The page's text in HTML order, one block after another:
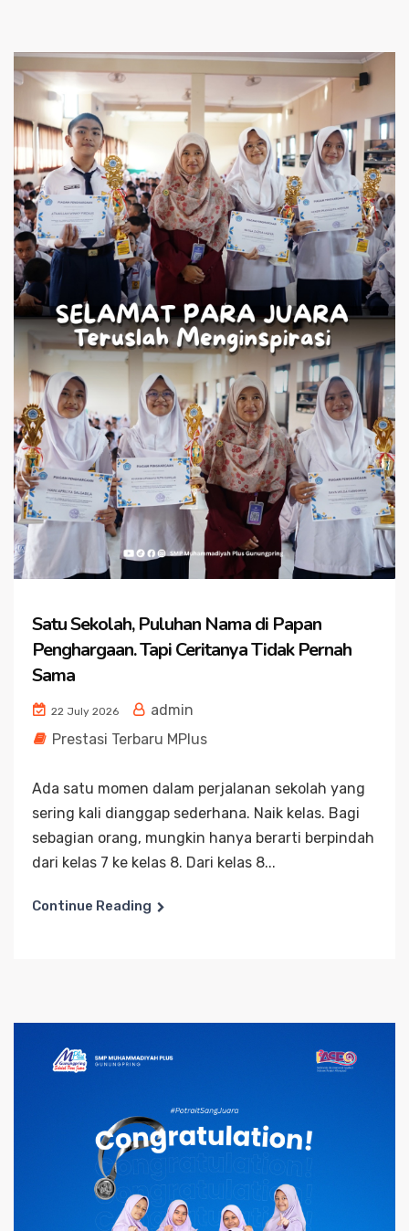
Satu Sekolah, Puluhan Nama di Papan
Penghargaan. Tapi Ceritanya Tidak Pernah
Sama
22 July 2026
admin
Prestasi Terbaru MPlus
Ada satu momen dalam perjalanan sekolah yang
sering kali dianggap sederhana. Naik kelas. Bagi
sebagian orang, mungkin hanya berarti berpindah
dari kelas 7 ke kelas 8. Dari kelas 8...
Continue Reading